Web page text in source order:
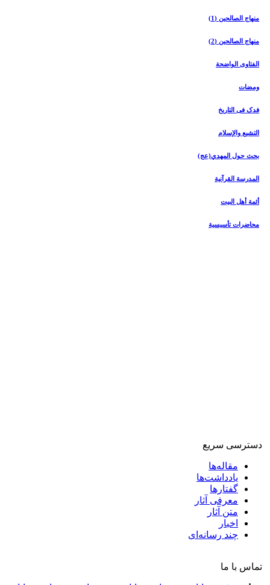
منهاج الصالحین (1)
منهاج الصالحین (2)
الفتاوی الواضحة
ومضات
فدک فی التاریخ
التشیع والإسلام
بحث حول المهدي(عج)
المدرسة القرآنیة
أئمة أهل البیت
محاضرات تأسیسیة
دسترسی سریع
مقاله‌ها
یادداشت‌ها
گفتارها
معرفی آثار
متن آثار
اخبار
چند رسانه‌ای
تماس با ما